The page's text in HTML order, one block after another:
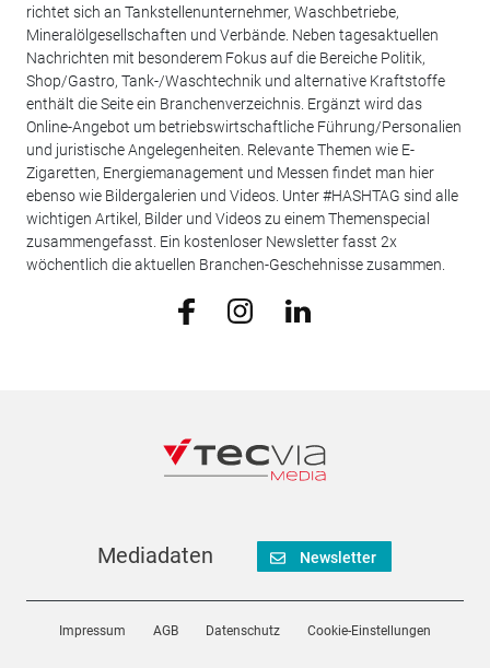
richtet sich an Tankstellenunternehmer, Waschbetriebe,
Mineralölgesellschaften und Verbände. Neben tagesaktuellen
Nachrichten mit besonderem Fokus auf die Bereiche Politik,
Shop/Gastro, Tank-/Waschtechnik und alternative Kraftstoffe
enthält die Seite ein Branchenverzeichnis. Ergänzt wird das
Online-Angebot um betriebswirtschaftliche Führung/Personalien
und juristische Angelegenheiten. Relevante Themen wie E-
Zigaretten, Energiemanagement und Messen findet man hier
ebenso wie Bildergalerien und Videos. Unter #HASHTAG sind alle
wichtigen Artikel, Bilder und Videos zu einem Themenspecial
zusammengefasst. Ein kostenloser Newsletter fasst 2x
wöchentlich die aktuellen Branchen-Geschehnisse zusammen.
Mediadaten Newsletter
Impressum AGB Datenschutz Cookie-Einstellungen